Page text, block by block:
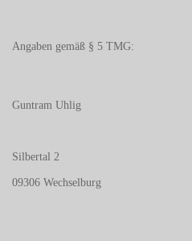
Angaben gemäß § 5 TMG:
Guntram Uhlig
Silbertal 2
09306 Wechselburg